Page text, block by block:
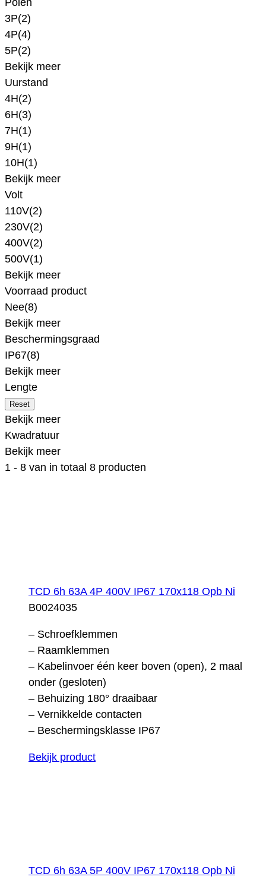
3P(2)
4P(4)
5P(2)
Bekijk meer
Uurstand
4H(2)
6H(3)
7H(1)
9H(1)
10H(1)
Bekijk meer
Volt
110V(2)
230V(2)
400V(2)
500V(1)
Bekijk meer
Voorraad product
Nee(8)
Bekijk meer
Beschermingsgraad
IP67(8)
Bekijk meer
Lengte
Bekijk meer
Kwadratuur
Bekijk meer
1 - 8 van in totaal 8 producten
TCD 6h 63A 4P 400V IP67 170x118 Opb Ni
B0024035
– Schroefklemmen
– Raamklemmen
– Kabelinvoer één keer boven (open), 2 maal
onder (gesloten)
– Behuizing 180° draaibaar
– Vernikkelde contacten
– Beschermingsklasse IP67
Bekijk product
TCD 6h 63A 5P 400V IP67 170x118 Opb Ni